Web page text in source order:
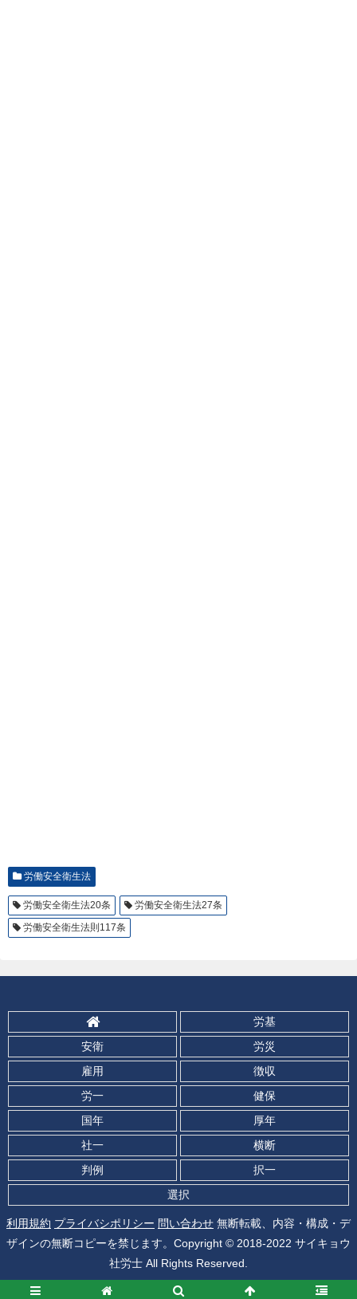
労働安全衛生法
労働安全衛生法20条
労働安全衛生法27条
労働安全衛生法則117条
労基
安衛
労災
雇用
徴収
労一
健保
国年
厚年
社一
横断
判例
択一
選択
利用規約 プライバシポリシー 問い合わせ 無断転載、内容・構成・デ
ザインの無断コピーを禁じます。Copyright © 2018-2022 サイキョウ
社労士 All Rights Reserved.